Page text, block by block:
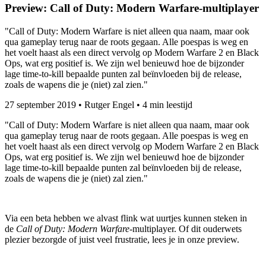
Preview: Call of Duty: Modern Warfare-multiplayer
"Call of Duty: Modern Warfare is niet alleen qua naam, maar ook
qua gameplay terug naar de roots gegaan. Alle poespas is weg en
het voelt haast als een direct vervolg op Modern Warfare 2 en Black
Ops, wat erg positief is. We zijn wel benieuwd hoe de bijzonder
lage time-to-kill bepaalde punten zal beïnvloeden bij de release,
zoals de wapens die je (niet) zal zien."
27 september 2019 • Rutger Engel • 4 min leestijd
"Call of Duty: Modern Warfare is niet alleen qua naam, maar ook
qua gameplay terug naar de roots gegaan. Alle poespas is weg en
het voelt haast als een direct vervolg op Modern Warfare 2 en Black
Ops, wat erg positief is. We zijn wel benieuwd hoe de bijzonder
lage time-to-kill bepaalde punten zal beïnvloeden bij de release,
zoals de wapens die je (niet) zal zien."
Via een beta hebben we alvast flink wat uurtjes kunnen steken in
de Call of Duty: Modern Warfare-multiplayer. Of dit ouderwets
plezier bezorgde of juist veel frustratie, lees je in onze preview.